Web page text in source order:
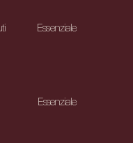
Essenziale
Essenziale